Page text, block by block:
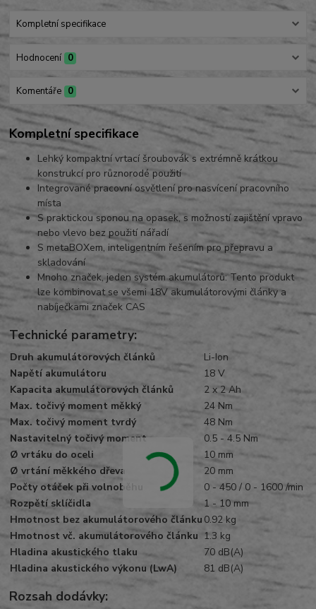
Kompletní specifikace
Hodnocení 0
Komentáře 0
Kompletní specifikace
Lehký kompaktní vrtací šroubovák s extrémně krátkou
konstrukcí pro různorodé použití
Integrované pracovní osvětlení pro nasvícení pracovního
místa
S praktickou sponou na opasek, s možností zajištění vpravo
nebo vlevo bez použití nářadí
S metaBOXem, inteligentním řešením pro přepravu a
skladování
Mnoho značek, jeden systém akumulátorů: Tento produkt
lze kombinovat se všemi 18V akumulátorovými články a
nabíječkami značek CAS
Technické parametry:
Druh akumulátorových článků
Li-Ion
Napětí akumulátoru
18 V
Kapacita akumulátorových článků 2 x 2Ah
Max. točivý moment měkký
24 Nm
Max. točivý moment tvrdý
48 Nm
Nastavitelný točivý moment
0.5 - 4.5 Nm
Ø vrtáku do oceli
10 mm
Ø vrtání měkkého dřeva
20 mm
Počty otáček při volnoběhu
0 - 450 / 0 - 1600 /min
Rozpětí sklíčidla
1 - 10 mm
Hmotnost bez akumulátorového článku 0.92 kg
Hmotnost vč. akumulátorového článku 1.3 kg
Hladina akustického tlaku
70 dB(A)
Hladina akustického výkonu (LwA) 81 dB(A)
Rozsah dodávky: